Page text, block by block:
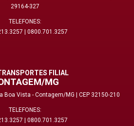
29164-327
TELEFONES:
0800.701.3257
FILIAL
MG
Boa Vista - Contagem/MG | CEP 32150-210
TELEFONES:
0800.701.3257